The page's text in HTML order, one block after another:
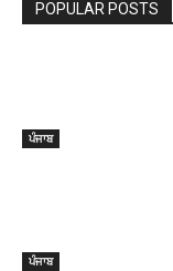
POPULAR POSTS
ਪੰਜਾਬ
ਪੰਜਾਬ